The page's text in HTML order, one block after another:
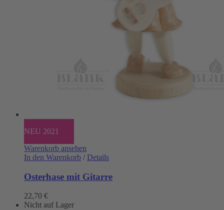
NEU 2021
Warenkorb ansehen
In den Warenkorb / Details
Osterhase mit Gitarre
22,70 €
Nicht auf Lager